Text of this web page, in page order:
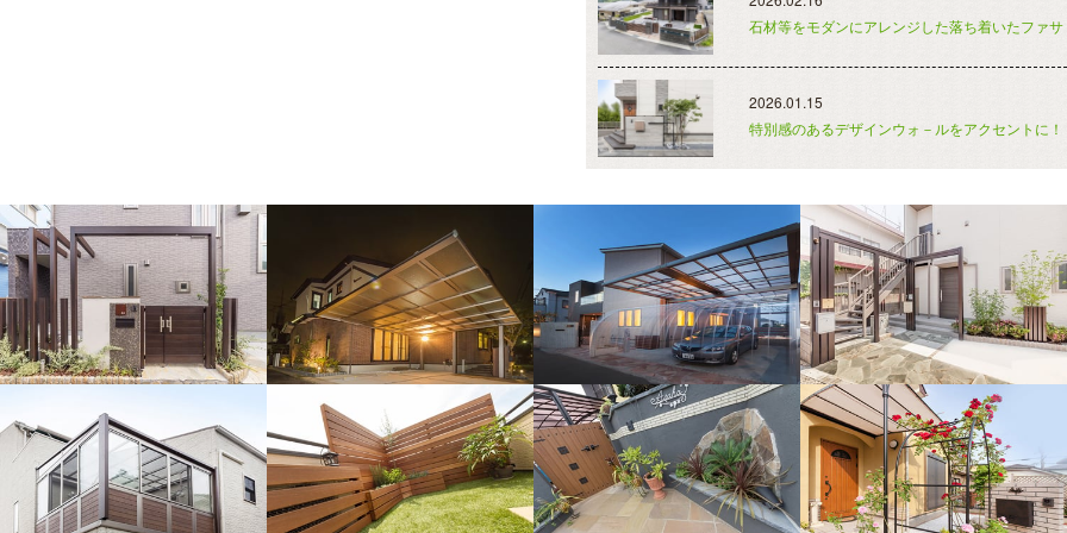
石材等をモダンにアレンジした落ち着いたファサ
2026.01.15
特別感のあるデザインウォ－ルをアクセントに！